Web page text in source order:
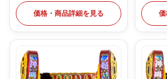
価格・商品詳細を見る